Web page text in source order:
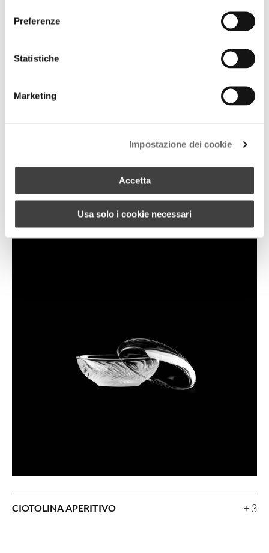
Preferenze
Statistiche
Marketing
Impostazione dei cookie
Accetta
Usa solo i cookie necessari
SECCHIELLO PORTAGHIACCIO
CIOTOLINA APERITIVO + 3